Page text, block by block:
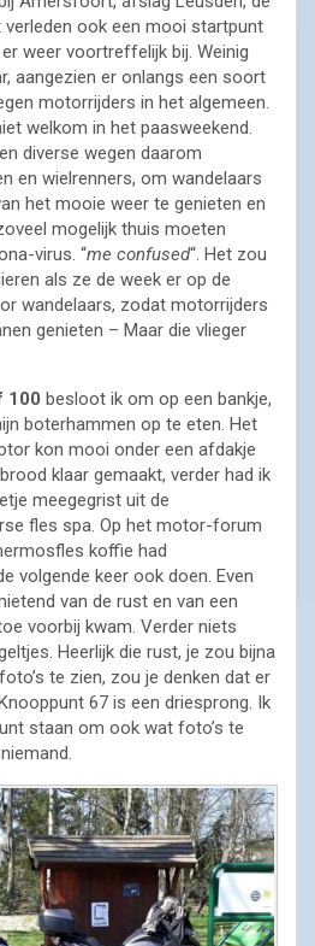
verleden ook een mooi startpunt
weer voortreffelijk bij. Weinig
aangezien er onlangs een soort
motorrijders in het algemeen.
welkom in het paasweekend.
diverse wegen daarom
en wielrenners, om wandelaars
het mooie weer te genieten en
mogelijk thuis moeten
virus. “me confused“. Het zou
als ze de week er op de
wandelaars, zodat motorrijders
genieten – Maar die vlieger
100 besloot ik om op een bankje,
boterhammen op te eten. Het
kon mooi onder een afdakje
klaar gemaakt, verder had ik
meegegrist uit de
fles spa. Op het motor-forum
koffie had
volgende keer ook doen. Even
van de rust en van een
voorbij kwam. Verder niets
Heerlijk die rust, je zou bijna
te zien, zou je denken dat er
67 is een driesprong. Ik
staan om ook wat foto’s te